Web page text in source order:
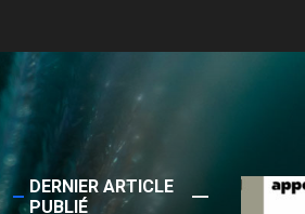
DERNIER ARTICLE
PUBLIÉ